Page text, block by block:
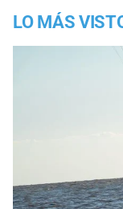
LO MÁS